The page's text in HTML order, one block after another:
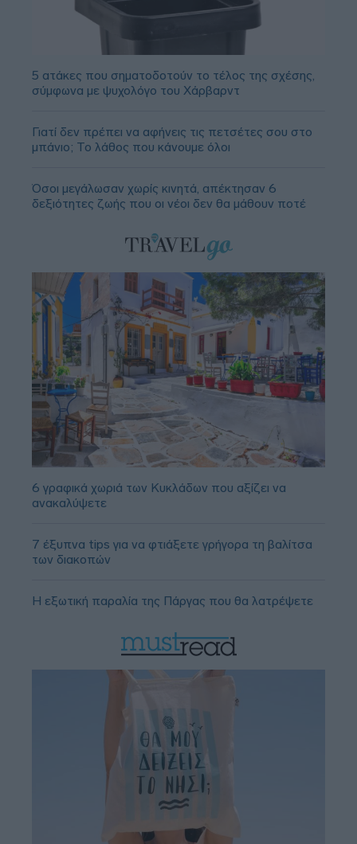
5 ατάκες που σηματοδοτούν το τέλος της σχέσης,
σύμφωνα με ψυχολόγο του Χάρβαρντ
Γιατί δεν πρέπει να αφήνεις τις πετσέτες σου στο
μπάνιο; Το λάθος που κάνουμε όλοι
Όσοι μεγάλωσαν χωρίς κινητά, απέκτησαν 6
δεξιότητες ζωής που οι νέοι δεν θα μάθουν ποτέ
6 γραφικά χωριά των Κυκλάδων που αξίζει να
ανακαλύψετε
7 έξυπνα tips για να φτιάξετε γρήγορα τη βαλίτσα
των διακοπών
Η εξωτική παραλία της Πάργας που θα λατρέψετε